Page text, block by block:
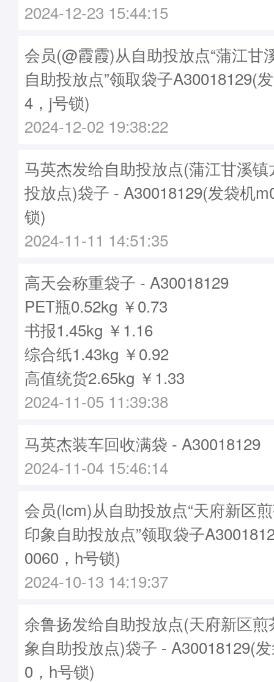
2024-12-23 15:44:15
会员(@霞霞)从自助投放点“蒲江甘
自助投放点”领取袋子A30018129(
4，j号锁)
2024-12-02 19:38:22
马英杰发给自助投放点(蒲江甘溪
投放点)袋子 - A30018129(发袋机
锁)
2024-11-11 14:51:35
高天会称重袋子 - A30018129
PET瓶0.52kg ￥0.73
书报1.45kg ￥1.16
综合纸1.43kg ￥0.92
高值统货2.65kg ￥1.33
2024-11-05 11:39:38
马英杰装车回收满袋 - A30018129
2024-11-04 15:46:14
会员(lcm)从自助投放点“天府新区
印象自助投放点”领取袋子
0060，h号锁)
2024-10-13 14:19:37
余鲁扬发给自助投放点(天府新区
象自助投放点)袋子 - A30018129(
0，h号锁)